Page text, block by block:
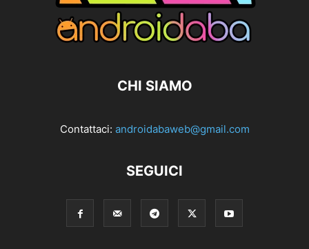
CHI SIAMO
Contattaci: androidabaweb@gmail.com
SEGUICI